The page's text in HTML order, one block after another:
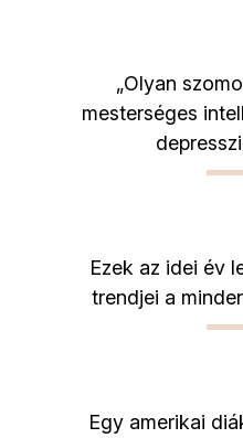
„Olyan
mesterséges
Ezek az idei év
trendjei a
Egy amerikai